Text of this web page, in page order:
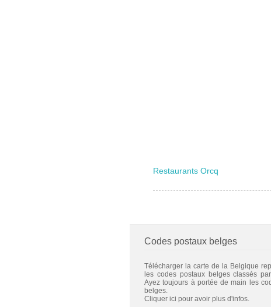
Restaurants Orcq
Codes postaux belges
Télécharger la carte de la Belgique
les codes postaux belges classés par
Ayez toujours à portée de main les
belges.
Cliquer ici pour avoir plus d'infos.